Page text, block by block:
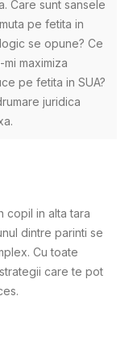
Care sunt sansele
pe fetita in
se opune? Ce
maximiza
pe fetita in SUA?
juridica
copil in alta tara
dintre parinti se
Cu toate
care te pot